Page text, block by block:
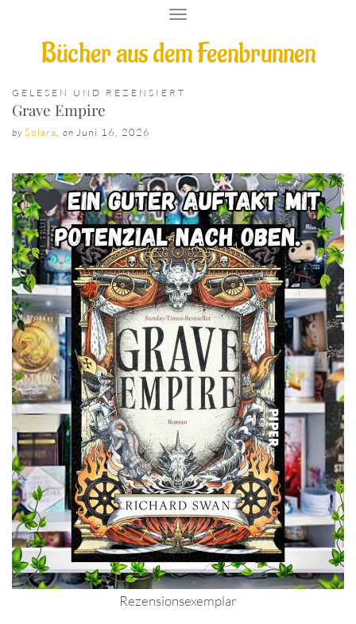
Bücher aus dem Feenbrunnen
T
G
A
T
I
O
N
GELESEN UND REZENSIERT
Grave Empire
by Solara on Juni 16, 2026
Rezensionsexemplar